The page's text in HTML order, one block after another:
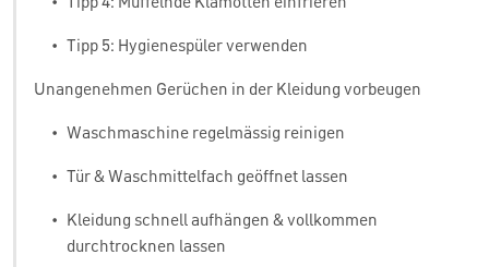
• Tipp 5: Hygienespüler verwenden
Unangenehmen Gerüchen in der Kleidung vorbeugen
• Waschmaschine regelmässig reinigen
• Tür & Waschmittelfach geöffnet lassen
•
Kleidung schnell aufhängen & vollkommen
durchtrocknen lassen